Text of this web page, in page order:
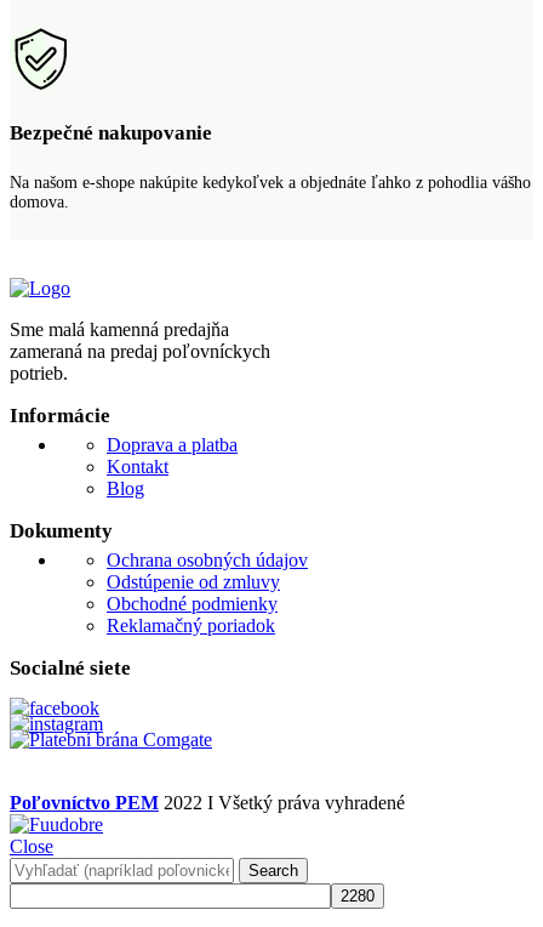
Bezpečné nakupovanie
Na našom e-shope nakúpite kedykoľvek a objednáte ľahko z pohodlia vášho
domova.
Sme malá kamenná predajňa
zameraná na predaj poľovníckych
potrieb.
Informácie
Doprava a platba
Kontakt
Blog
Dokumenty
Ochrana osobných údajov
Odstúpenie od zmluvy
Obchodné podmienky
Reklamačný poriadok
Socialné siete
Poľovníctvo PEM 2022 I Všetký práva vyhradené
Close
Search